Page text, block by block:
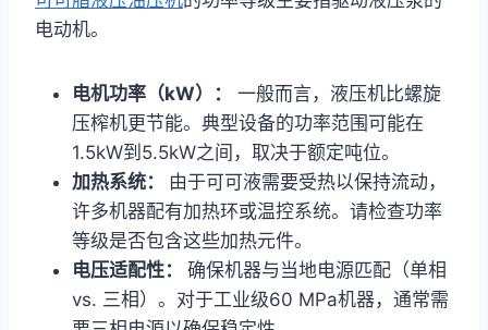
电动机。
电机功率（kW）：
一般而言，液压机比螺旋
压榨机更节能。典型设备的功率范围可能在
1.5kW到5.5kW之间，取决于额定吨位。
加热系统： 由于可可液需要受热以保持流动，
许多机器配有加热环或温控系统。请检查功率
等级是否包含这些加热元件。
电压适配性： 确保机器与当地电源匹配（单相
vs. 三相）。对于工业级60 MPa机器，通常需